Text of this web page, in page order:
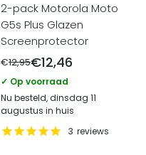
2-pack Motorola Moto
G5s Plus Glazen
Screenprotector
€12,95€12,46
✓ Op voorraad
Nu besteld, dinsdag 11
augustus in huis
3 reviews